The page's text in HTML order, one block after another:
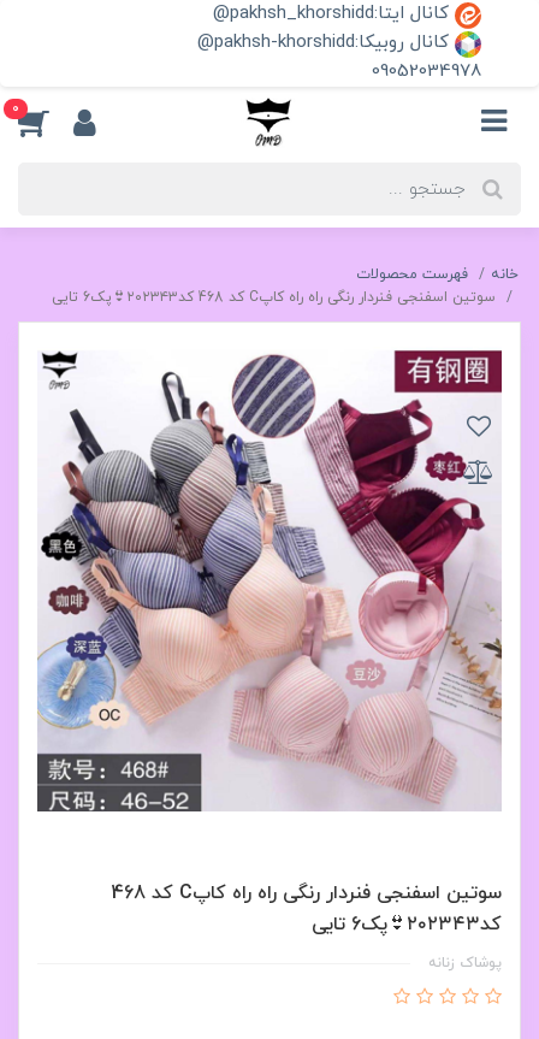
کانال ایتا:pakhsh_khorshidd@
کانال روبیکا:pakhsh-khorshidd@
09052034978
0
خانه
فهرست محصولات
سوتین اسفنجی فنردار رنگی راه راه کاپC کد 468 کد۲۰۲۳۴۳👙پک6 تايی
سوتین اسفنجی فنردار رنگی راه راه کاپC کد 468
کد۲۰۲۳۴۳👙پک6 تايی
پوشاک زنانه